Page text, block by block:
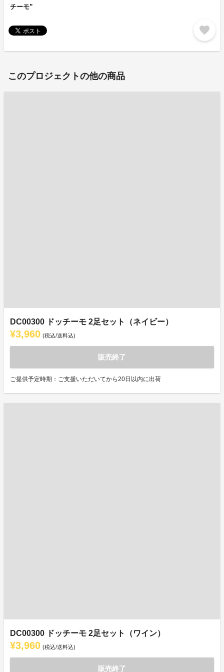
チーモ”
favorite
このプロジェクトの他の商品
DC00300 ドッチーモ 2足セット（ネイビー）
¥3,960 (税込/送料込)
販売終了
ご提供予定時期：ご支援いただいてから20日以内に出荷
DC00300 ドッチーモ 2足セット（ワイン）
¥3,960 (税込/送料込)
販売終了